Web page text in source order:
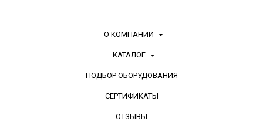
О КОМПАНИИ
КАТАЛОГ
ПОДБОР ОБОРУДОВАНИЯ
СЕРТИФИКАТЫ
ОТЗЫВЫ